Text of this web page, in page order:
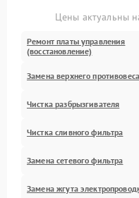
Цены актуальны
Ремонт платы управления
(восстановление)
Замена верхнего противовеса
Чистка разбрызгивателя
Чистка сливного фильтра
Замена сетевого фильтра
Замена жгута